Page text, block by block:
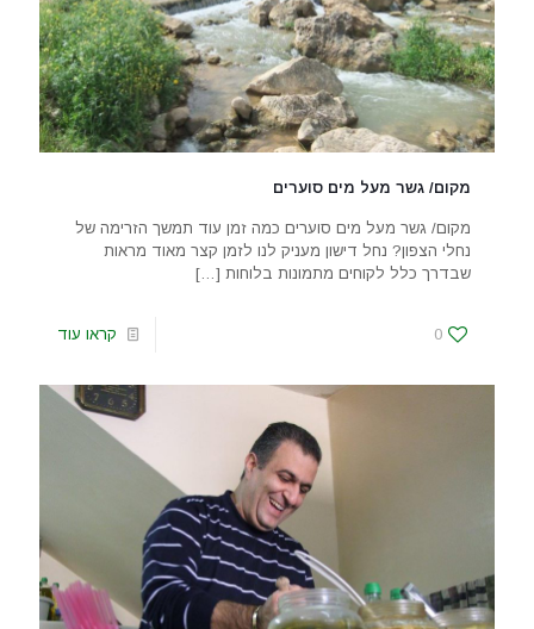
מקום/ גשר מעל מים סוערים
מקום/ גשר מעל מים סוערים כמה זמן עוד תמשך הזרימה של
נחלי הצפון? נחל דישון מעניק לנו לזמן קצר מאוד מראות
שבדרך כלל לקוחים מתמונות בלוחות […]
0 קראו עוד